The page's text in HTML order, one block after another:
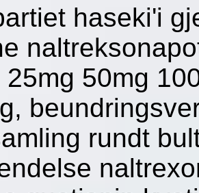
haseki'i
50mg
rundt